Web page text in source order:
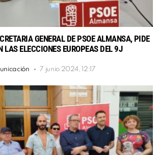
GENERAL DE PSOE ALMANSA, PIDE
LAS ELECCIONES EUROPEAS DEL 9J
7 junio 2024, 12:17